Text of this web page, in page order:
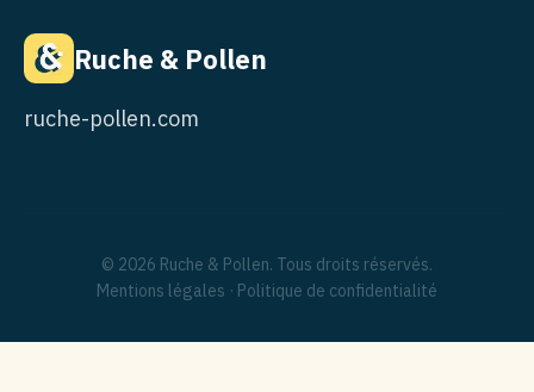
Ruche & Pollen
ruche-pollen.com
© 2026 Ruche & Pollen. Tous droits réservés.
Mentions légales · Politique de confidentialité